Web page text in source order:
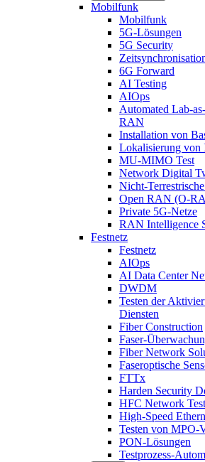
Mobilfunk
Mobilfunk
5G-Lösungen
5G Security
6G Forward
AI Testing
AIOps
Automated Lab-
RAN
Installation von
Lokalisierung von
MU-MIMO Test
Network Digital
Nicht-
Open RAN (O-
Private 5G-Netze
RAN Intelligence
Festnetz
Festnetz
AIOps
AI Data Center
DWDM
Testen der
Diensten
Fiber Construction
Faser-
Fiber Network
Faseroptische
FTTx
Harden Security
HFC Network Test
High-Speed
Testen von MPO-
PON-Lösungen
Testprozess-